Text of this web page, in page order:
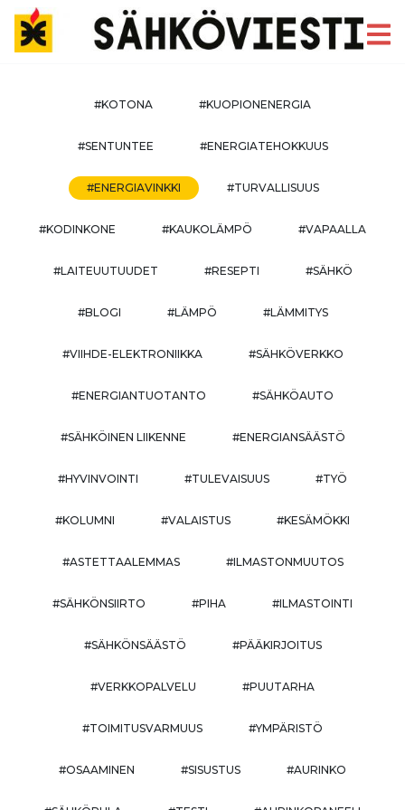
#KOTONA #KUOPIONENERGIA
#SENTUNTEE #ENERGIATEHOKKUUS
#ENERGIAVINKKI #TURVALLISUUS
#KODINKONE #KAUKOLÄMPÖ #VAPAALLA
#LAITEUUTUUDET #RESEPTI #SÄHKÖ
#BLOGI #LÄMPÖ #LÄMMITYS
#VIIHDE-ELEKTRONIIKKA #SÄHKÖVERKKO
#ENERGIANTUOTANTO #SÄHKÖAUTO
#SÄHKÖINEN LIIKENNE #ENERGIANSÄÄSTÖ
#HYVINVOINTI #TULEVAISUUS #TYÖ
#KOLUMNI #VALAISTUS #KESÄMÖKKI
#ASTETTAALEMMAS #ILMASTONMUUTOS
#SÄHKÖNSIIRTO #PIHA #ILMASTOINTI
#SÄHKÖNSÄÄSTÖ #PÄÄKIRJOITUS
#VERKKOPALVELU #PUUTARHA
#TOIMITUSVARMUUS #YMPÄRISTÖ
#OSAAMINEN #SISUSTUS #AURINKO